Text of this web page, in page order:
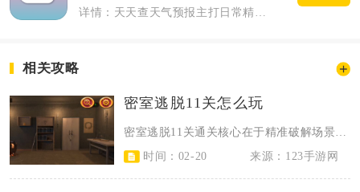
相关攻略
密室逃脱11关怎么玩
时间：02-20
来源：123手游网